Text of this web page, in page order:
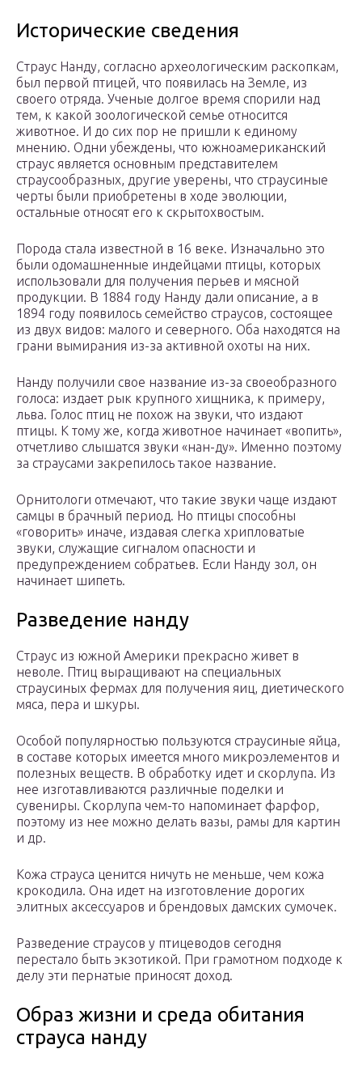
Исторические сведения
Страус Нанду, согласно археологическим раскопкам,
был первой птицей, что появилась на Земле, из
своего отряда. Ученые долгое время спорили над
тем, к какой зоологической семье относится
животное. И до сих пор не пришли к единому
мнению. Одни убеждены, что южноамериканский
страус является основным представителем
страусообразных, другие уверены, что страусиные
черты были приобретены в ходе эволюции,
остальные относят его к скрытохвостым.
Порода стала известной в 16 веке. Изначально это
были одомашненные индейцами птицы, которых
использовали для получения перьев и мясной
продукции. В 1884 году Нанду дали описание, а в
1894 году появилось семейство страусов, состоящее
из двух видов: малого и северного. Оба находятся на
грани вымирания из-за активной охоты на них.
Нанду получили свое название из-за своеобразного
голоса: издает рык крупного хищника, к примеру,
льва. Голос птиц не похож на звуки, что издают
птицы. К тому же, когда животное начинает «вопить»,
отчетливо слышатся звуки «нан-ду». Именно поэтому
за страусами закрепилось такое название.
Орнитологи отмечают, что такие звуки чаще издают
самцы в брачный период. Но птицы способны
«говорить» иначе, издавая слегка хрипловатые
звуки, служащие сигналом опасности и
предупреждением собратьев. Если Нанду зол, он
начинает шипеть.
Разведение нанду
Страус из южной Америки прекрасно живет в
неволе. Птиц выращивают на специальных
страусиных фермах для получения яиц, диетического
мяса, пера и шкуры.
Особой популярностью пользуются страусиные яйца,
в составе которых имеется много микроэлементов и
полезных веществ. В обработку идет и скорлупа. Из
нее изготавливаются различные поделки и
сувениры. Скорлупа чем-то напоминает фарфор,
поэтому из нее можно делать вазы, рамы для картин
и др.
Кожа страуса ценится ничуть не меньше, чем кожа
крокодила. Она идет на изготовление дорогих
элитных аксессуаров и брендовых дамских сумочек.
Разведение страусов у птицеводов сегодня
перестало быть экзотикой. При грамотном подходе к
делу эти пернатые приносят доход.
Образ жизни и среда обитания
страуса нанду